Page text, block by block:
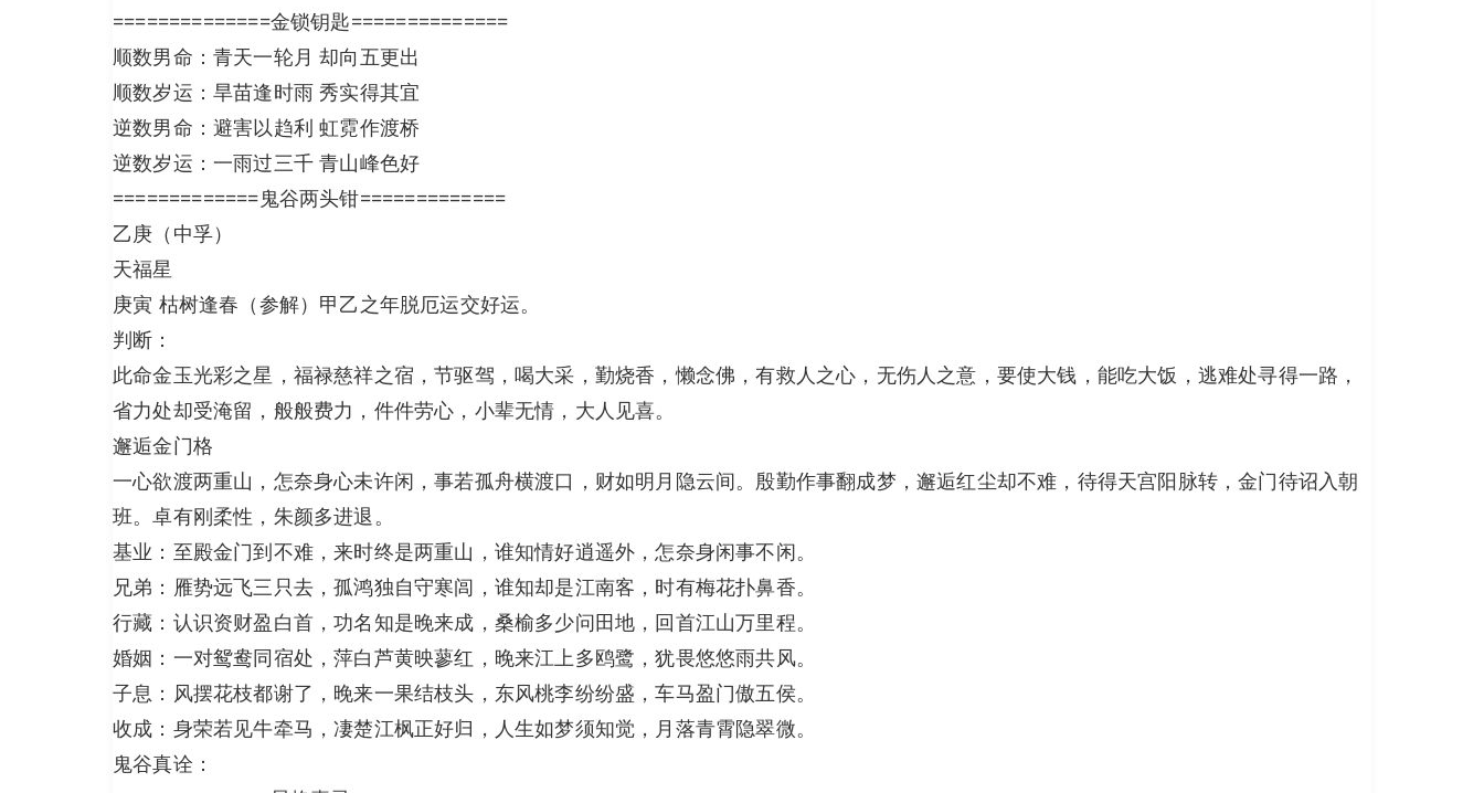
==============金锁钥匙==============
顺数男命：青天一轮月 却向五更出
顺数岁运：旱苗逢时雨 秀实得其宜
逆数男命：避害以趋利 虹霓作渡桥
逆数岁运：一雨过三千 青山峰色好
=============鬼谷两头钳=============
乙庚（中孚）
天福星
庚寅 枯树逢春（参解）甲乙之年脱厄运交好运。
判断：
此命金玉光彩之星，福禄慈祥之宿，节驱驾，喝大采，勤烧香，懒念佛，有救人之心，无伤人之意，要使大钱，能吃大饭，逃难处寻得一路，
省力处却受淹留，般般费力，件件劳心，小辈无情，大人见喜。
邂逅金门格
一心欲渡两重山，怎奈身心未许闲，事若孤舟横渡口，财如明月隐云间。殷勤作事翻成梦，邂逅红尘却不难，待得天宫阳脉转，金门待诏入朝
班。卓有刚柔性，朱颜多进退。
基业：至殿金门到不难，来时终是两重山，谁知情好逍遥外，怎奈身闲事不闲。
兄弟：雁势远飞三只去，孤鸿独自守寒闾，谁知却是江南客，时有梅花扑鼻香。
行藏：认识资财盈白首，功名知是晚来成，桑榆多少问田地，回首江山万里程。
婚姻：一对鸳鸯同宿处，萍白芦黄映蓼红，晚来江上多鸥鹭，犹畏悠悠雨共风。
子息：风摆花枝都谢了，晚来一果结枝头，东风桃李纷纷盛，车马盈门傲五侯。
收成：身荣若见牛牵马，凄楚江枫正好归，人生如梦须知觉，月落青霄隐翠微。
鬼谷真诠：